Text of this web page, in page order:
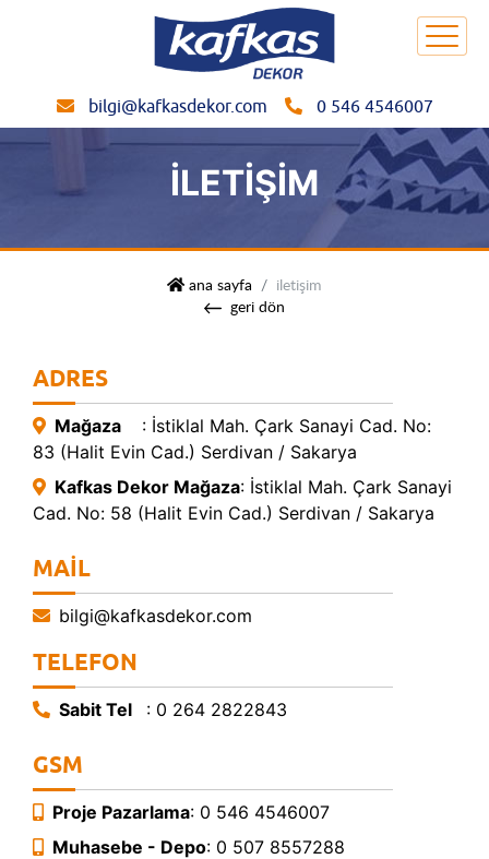
bilgi@kafkasdekor.com 0 546 4546007
İLETIŞIM
ana sayfa kafkas dekor
i̇letişim
geri dön
ADRES
Mağaza
: İstiklal Mah. Çark Sanayi Cad. No:
83 (Halit Evin Cad.) Serdivan / Sakarya
Kafkas Dekor Mağaza: İstiklal Mah. Çark Sanayi
Cad. No: 58 (Halit Evin Cad.) Serdivan / Sakarya
MAIL
bilgi@kafkasdekor.com
TELEFON
Sabit Tel : 0 264 2822843
GSM
Proje Pazarlama: 0 546 4546007
Muhasebe - Depo: 0 507 8557288